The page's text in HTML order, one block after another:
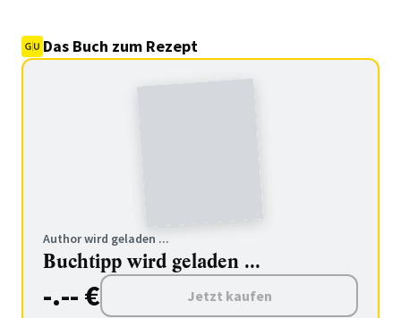
Das Buch zum Rezept
Author wird geladen ...
Buchtipp wird geladen ...
-.-- € Jetzt kaufen